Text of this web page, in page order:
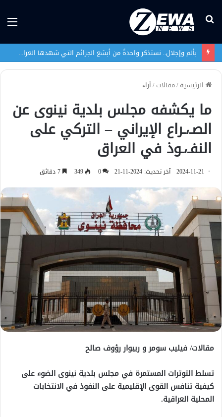
بحث
بألم وإجلال.. نستذكر واحدةً من أبشع الجرائم التي شهدها العراق في تاريخه الحديث
الرئيسية/مقالات/اَراء
ما يكشفه مجلس بلدية نينوى عن
الصـ،ـراع الإيراني – التركي على
النفـ،ـوذ في العراق
2024-11-21 آخر تحديث: 2024-11-21 0
349
مقالات/ فيليب سومر و ريبوار رؤوف صالح
تسلط التوترات المستمرة في مجلس بلدية نينوى الضوء على
كيفية تنافس القوى الإقليمية على النفوذ في الانتخابات
المحلية العراقية.